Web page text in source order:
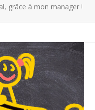
grâce à mon manager !